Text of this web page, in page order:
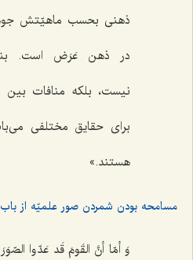
ذهنى بحسب ماهیّتش
در ذهن عَرَض است.
نیست، بلکه منافات بین
برای حقایق مختلفی
هستند.»
مسامحه بودن شمردن صور علمیّه از
وَ أمّا أنَّ القَومَ قَد عَدّوا